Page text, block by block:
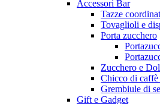
Accessori Bar
Tazze
Tovaglioli e
Porta zucchero
Zucchero e
Chicco di
Grembiule di
Gift e Gadget